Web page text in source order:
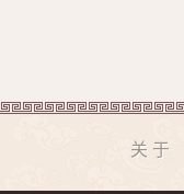
关于